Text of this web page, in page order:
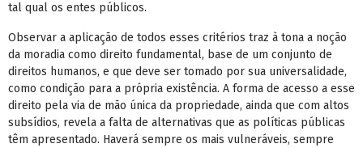
tal qual os entes públicos.
Observar a aplicação de todos esses critérios traz à tona a noção
da moradia como direito fundamental, base de um conjunto de
direitos humanos, e que deve ser tomado por sua universalidade,
como condição para a própria existência. A forma de acesso a esse
direito pela via de mão única da propriedade, ainda que com altos
subsídios, revela a falta de alternativas que as políticas públicas
têm apresentado. Haverá sempre os mais vulneráveis, sempre